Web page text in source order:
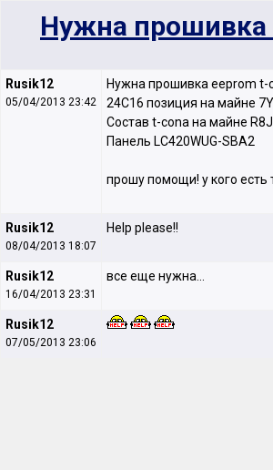
Нужна прошивка
Rusik12
05/04/2013 23:42
Нужна прошивка eeprom t-
24C16 позиция на майне
Состав t-conа на майне
Панель LC420WUG-SBA2
прошу помощи! у кого есть
Rusik12
08/04/2013 18:07
Help please!!
Rusik12
16/04/2013 23:31
все еще нужна...
Rusik12
07/05/2013 23:06